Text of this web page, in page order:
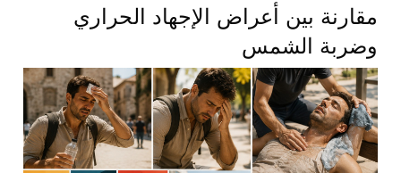
مقارنة بين أعراض الإجهاد الحراري
وضربة الشمس